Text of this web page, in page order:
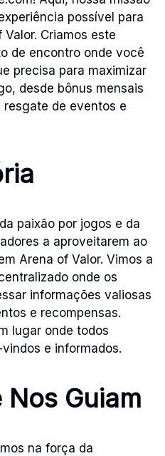
possível para
Criamos este
de encontro onde você
precisa para maximizar
desde bônus mensais
de eventos e
paixão por jogos e da
a aproveitarem ao
Arena of Valor. Vimos a
onde os
informações valiosas
e recompensas.
lugar onde todos
e informados.
Guiam
na força da